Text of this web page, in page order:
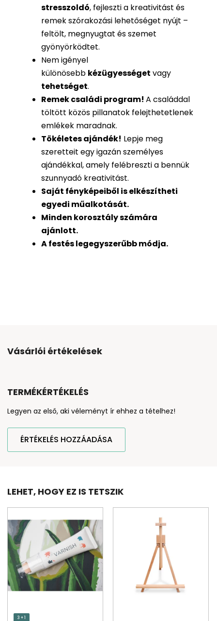
stresszoldó, fejleszti a kreativitást és
remek szórakozási lehetőséget nyújt –
feltölt, megnyugtat és szemet
gyönyörködtet.
Nem igényel
különösebb kézügyességet vagy
tehetséget.
Remek családi program! A családdal
töltött közös pillanatok felejthetetlenek
emlékek maradnak.
Tökéletes ajándék! Lepje meg
szeretteit egy igazán személyes
ajándékkal, amely felébreszti a bennük
szunnyadó kreativitást.
Saját fényképeiből iselkészítheti
egyedi műalkotását.
Minden korosztály számára
ajánlott.
A festés legegyszerűbb módja.
Vásárlói értékelések
TERMÉKÉRTÉKELÉS
Legyen az első, aki véleményt ír ehhez a tételhez!
ÉRTÉKELÉS HOZZÁADÁSA
LEHET, HOGY EZ IS TETSZIK
3 + 1